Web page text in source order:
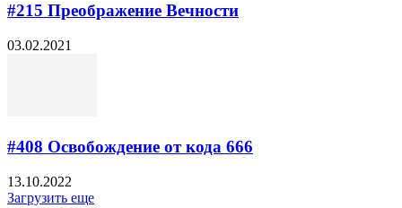
#215 Преображение Вечности
03.02.2021
#408 Освобождение от кода 666
13.10.2022
Загрузить еще